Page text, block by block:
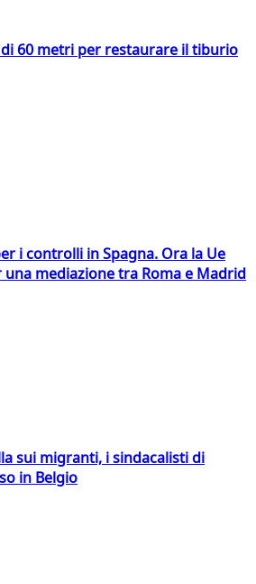
60 metri per restaurare il tiburio
i controlli in Spagna. Ora la Ue
mediazione tra Roma e Madrid
sui migranti, i sindacalisti di
in Belgio